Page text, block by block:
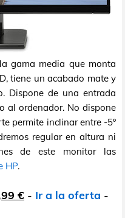
gama media que monta
tiene un acabado mate y
Dispone de una entrada
al ordenador. No dispone
permite inclinar entre -5º
regular en altura ni
de este monitor las
HP.
€ - Ir a la oferta -